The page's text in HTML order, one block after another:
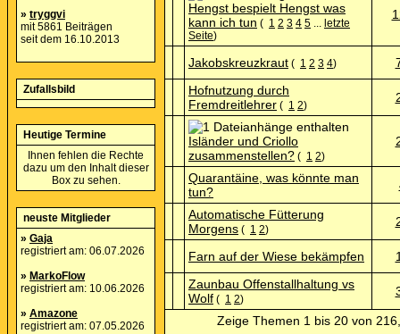
» tryggvi
mit 5861 Beiträgen
seit dem 16.10.2013
Zufallsbild
Heutige Termine
Ihnen fehlen die Rechte
dazu um den Inhalt dieser
Box zu sehen.
neuste Mitglieder
» Gaja
registriert am: 06.07.2026
» MarkoFlow
registriert am: 10.06.2026
» Amazone
registriert am: 07.05.2026
Hengst bespielt Hengst was
kann ich tun ( 1 2 3 4 5 ... letzte
Seite)
Jakobskreuzkraut ( 1 2 3 4)
Hofnutzung durch
Fremdreitlehrer ( 1 2)
Isländer und Criollo
zusammenstellen? ( 1 2)
Quarantäine, was könnte man
tun?
Automatische Fütterung
Morgens ( 1 2)
Farn auf der Wiese bekämpfen
Zaunbau Offenstallhaltung vs
Wolf ( 1 2)
Zeige Themen 1 bis 20 von